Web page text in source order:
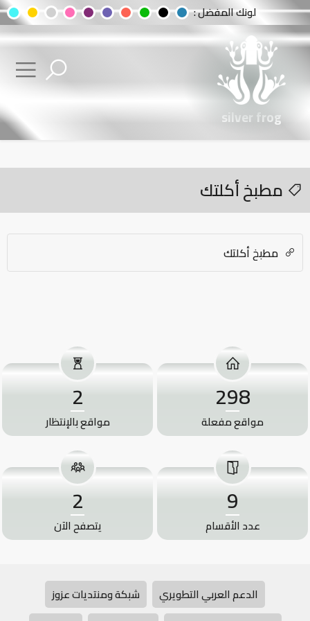
لونك المفضل :
silver frog
مطبخ أكلتك
مطبخ أكلتك
298
مواقع مفعلة
2
مواقع بالإنتظار
9
عدد الأقسام
2
يتصفح الآن
الدعم العربي التطويري
شبكة ومنتديات عزوز